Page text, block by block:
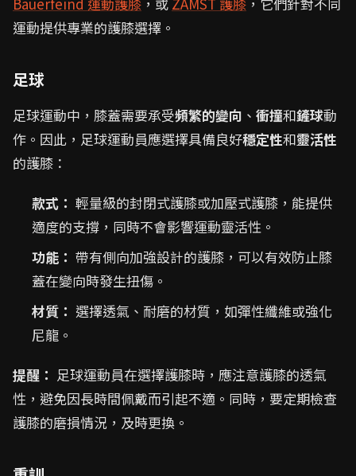
運動提供專業的護膝選擇。
足球
足球運動中，膝蓋需要承受頻繁的變向 、 衝撞和鏟球動
作。因此，足球運動員應選擇具備良好穩定性和靈活性
的護膝：
款式： 輕量級的封閉式護膝或加壓式護膝，能提供
適度的支撐，同時不會影響運動靈活性。
功能： 帶有側向加強設計的護膝，可以有效防止膝
蓋在變向時發生扭傷。
材質： 選擇透氣、耐磨的材質，如彈性纖維或強化
尼龍。
提醒： 足球運動員在選擇護膝時，應注意護膝的透氣
性，避免因長時間佩戴而引起不適。同時，要定期檢查
護膝的磨損情況，及時更換。